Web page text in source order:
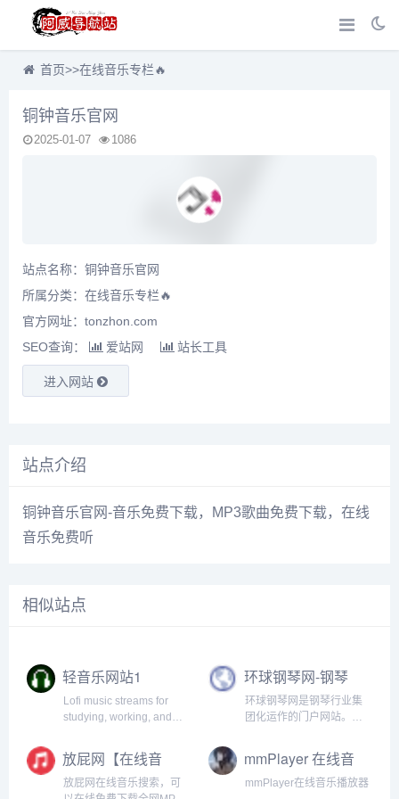
首页>>在线音乐专栏🔥
铜钟音乐官网
2025-01-07 1086
站点名称：铜钟音乐官网
所属分类： 在线音乐专栏🔥
官方网址：tonzhon.com
SEO查询：
爱站网 站长工具
进入网站
站点介绍
铜钟音乐官网-音乐免费下载，MP3歌曲免费下载，在线
音乐免费听
相似站点
轻音乐网站1
Lofi music streams for
studying, working, and
环球钢琴网-钢琴
曲-钢琴谱-钢琴入
门-钢琴考级
环球钢琴网是钢琴行业集
团化运作的门户网站。网
源，并且每天以100+的数
量持续更新，能够做到有
曲可听、有谱可查，成为
放屁网【在线音
乐】
放屁网在线音乐搜索，可
mmPlayer 在线音
乐播放器
mmPlayer在线音乐播放器